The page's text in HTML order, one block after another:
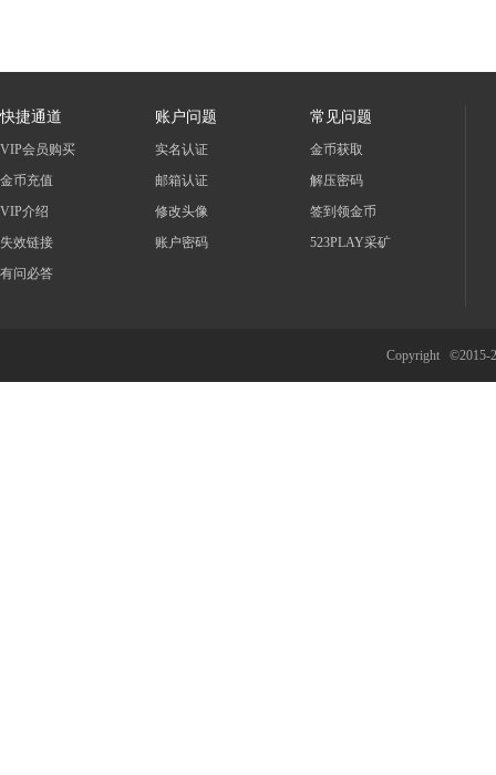
快捷通道
VIP会员购买
金币充值
VIP介绍
失效链接
有问必答
账户问题
实名认证
邮箱认证
修改头像
账户密码
常见问题
金币获取
解压密码
签到领金币
523PLAY采矿
Copyright ©2015-